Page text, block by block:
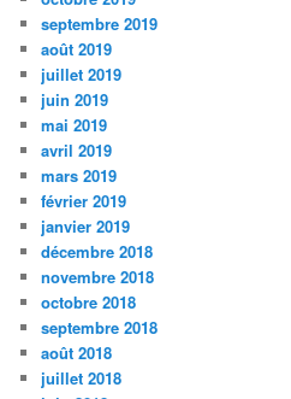
septembre 2019
août 2019
juillet 2019
juin 2019
mai 2019
avril 2019
mars 2019
février 2019
janvier 2019
décembre 2018
novembre 2018
octobre 2018
septembre 2018
août 2018
juillet 2018